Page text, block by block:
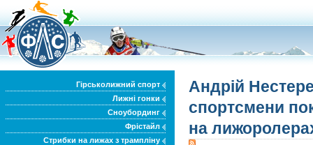
Гірськолижний спорт
Лижні гонки
Сноубординг
Фрістайл
Стрибки на лижах з трампліну
Андрій
спортсмени
на